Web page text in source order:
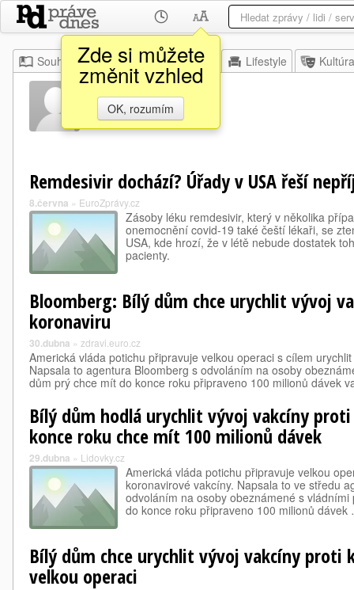
Zde si můžete
změnit vzhled
OK, rozumím
Souhrn Moje Z domova Lifestyle Kultúra
Alexi Azar
Remdesivir dochází? Úřady v USA řeší
8.června » EuroZprávy.cz
Zásoby léku remdesivir, který v několika
onemocnění covid-19 také čeští lékaři, se
USA, kde hrozí, že v létě nebude dostatek
pacienty.
Bloomberg: Bílý dům chce urychlit vývoj
koronaviru
30.dubna » zdravi.euro.cz
Americká vláda potichu připravuje velkou operaci s cílem
Napsala to agentura Bloomberg s odvoláním na osoby
dům prý chce mít do konce roku připraveno 100 milionů dávek
Bílý dům hodlá urychlit vývoj vakcíny
konce roku chce mít 100 milionů dávek
29.dubna » Lidovky.cz
Americká vláda potichu připravuje velkou
koronavirové vakcíny. Napsala to ve středu
odvoláním na osoby obeznámené s
do konce roku připraveno 100 milionů
Bílý dům chce urychlit vývoj vakcíny proti
velkou operaci